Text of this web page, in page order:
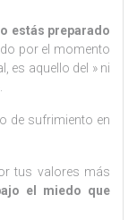
estás preparado
por el momento
es aquello del » ni
de sufrimiento en
tus valores más
el miedo que